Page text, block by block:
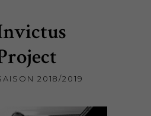
2018/2019